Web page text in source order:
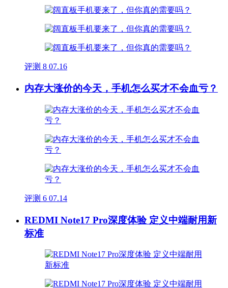
评测 8 07.16
内存大涨价的今天，手机怎么买才不会血亏？
评测 6 07.14
REDMI Note17 Pro深度体验 定义中端耐用新
标准